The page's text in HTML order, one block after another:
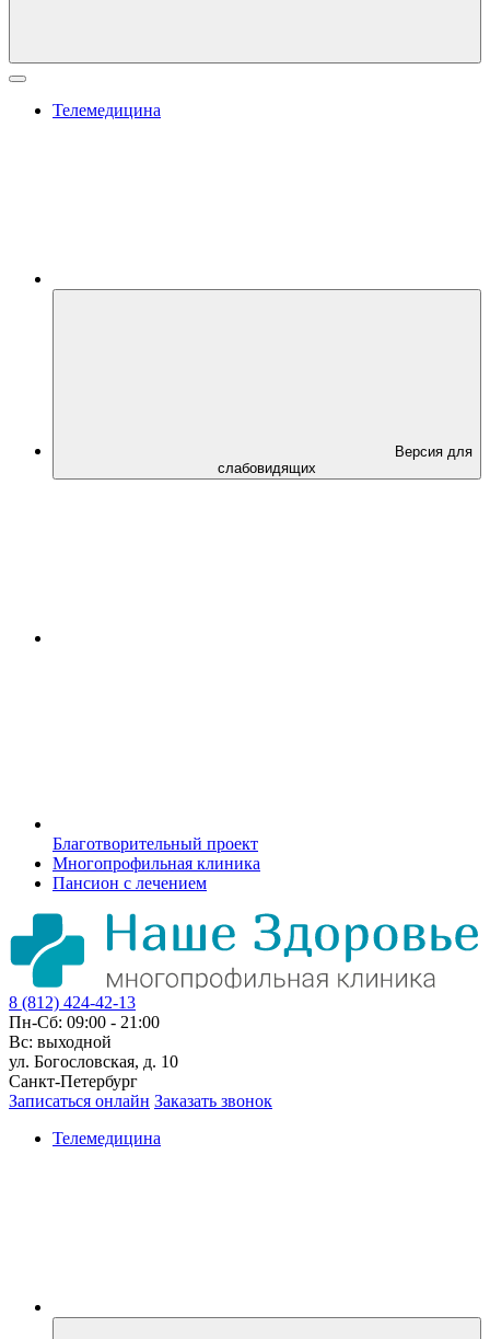
Телемедицина
Версия для
слабовидящих
Благотворительный проект
Многопрофильная клиника
Пансион с лечением
8 (812) 424-42-13
Пн-Сб: 09:00 - 21:00
Вс: выходной
ул. Богословская, д. 10
Санкт-Петербург
Записаться онлайн Заказать звонок
Телемедицина